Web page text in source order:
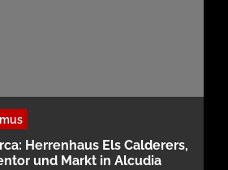
Herrenhaus Els Calderers,
und Markt in Alcudia